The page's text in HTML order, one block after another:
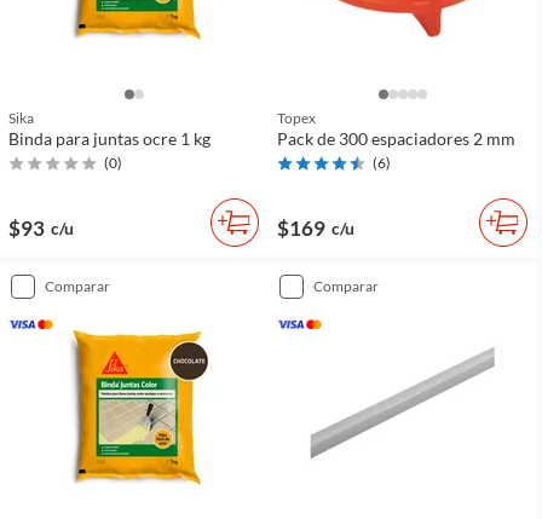
Sika
Binda para juntas ocre 1 kg
(0)
$93 c/u
Topex
Pack de 300 espaciadores 2 mm
(6)
$169 c/u
comparar comparar